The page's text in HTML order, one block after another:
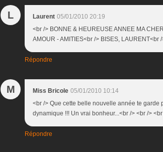
L Laurent 05/01/2010 20:19
<br /> BONNE & HEUREUSE ANNEE MA
AMOUR - AMITIES<br /> BISES, LAURENT<br
Répondre
M Miss Bricole 05/01/2010 10:14
<br /> Que cette belle nouvelle année te
dynamique !!! Un vrai bonheur...<br /> <br />
Répondre